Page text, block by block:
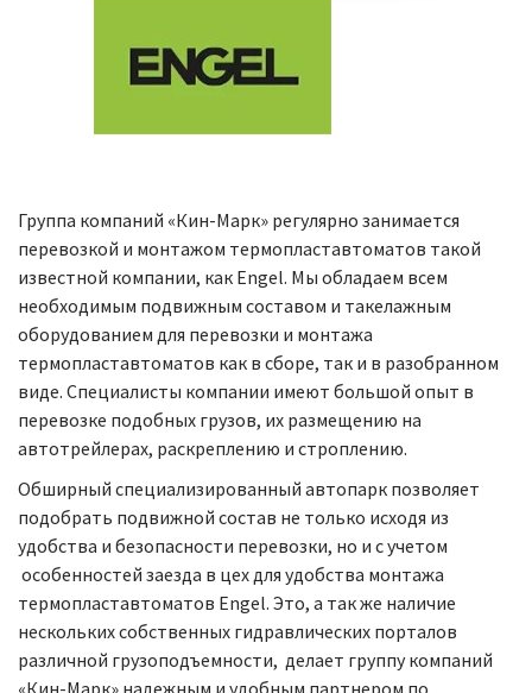
Группа компаний «Кин-Марк» регулярно занимается
перевозкой и монтажом термопластавтоматов такой
известной компании, как Engel. Мы обладаем всем
необходимым подвижным составом и такелажным
оборудованием для перевозки и монтажа
термопластавтоматов как в сборе, так и в разобранном
виде. Специалисты компании имеют большой опыт в
перевозке подобных грузов, их размещению на
автотрейлерах, раскреплению и строплению.
Обширный специализированный автопарк позволяет
подобрать подвижной состав не только исходя из
удобства и безопасности перевозки, но и с учетом
особенностей заезда в цех для удобства монтажа
термопластавтоматов Engel. Это, а так же наличие
нескольких собственных гидравлических порталов
различной грузоподъемности, делает группу компаний
«Кин-Марк» надежным и удобным партнером по